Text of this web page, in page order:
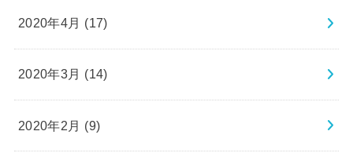
2020年4月 (17)
2020年3月 (14)
2020年2月 (9)